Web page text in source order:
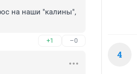
на наши "калины",
+1 –0
4